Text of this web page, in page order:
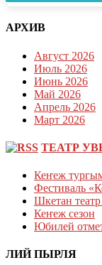
АРХИВ
Август 2026
Июль 2026
Июнь 2026
Май 2026
Апрель 2026
Март 2026
ТЕАТР
Кеҥеж
Фестиваль
Шкетан
Кеҥеж сезон
Юбилей
ЛИЙ ПЫРЛЯ